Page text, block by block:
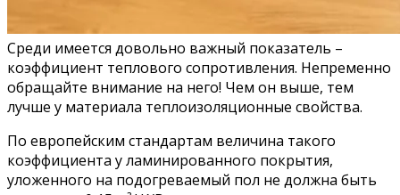
Среди имеется довольно важный показатель –
коэффициент теплового сопротивления. Непременно
обращайте внимание на него! Чем он выше, тем
лучше у материала теплоизоляционные свойства.
По европейским стандартам величина такого
коэффициента у ламинированного покрытия,
уложенного на подогреваемый пол не должна быть